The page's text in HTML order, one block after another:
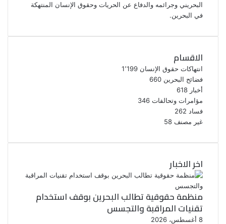
البحريني وجرائمه والدفاع عن الحريات وحقوق الإنسان المنتهكة
في البحرين.
الاقسام
انتهاكات حقوق الإنسان 1٬199
فضائح البحرين 660
أخبار 618
مؤامرات وتحالفات 346
فساد 262
غير مصنف 58
اخر الاخبار
منظمة حقوقية تطالب البحرين بوقف استخدام
تقنيات المراقبة والتجسس
8 أغسطس، 2026